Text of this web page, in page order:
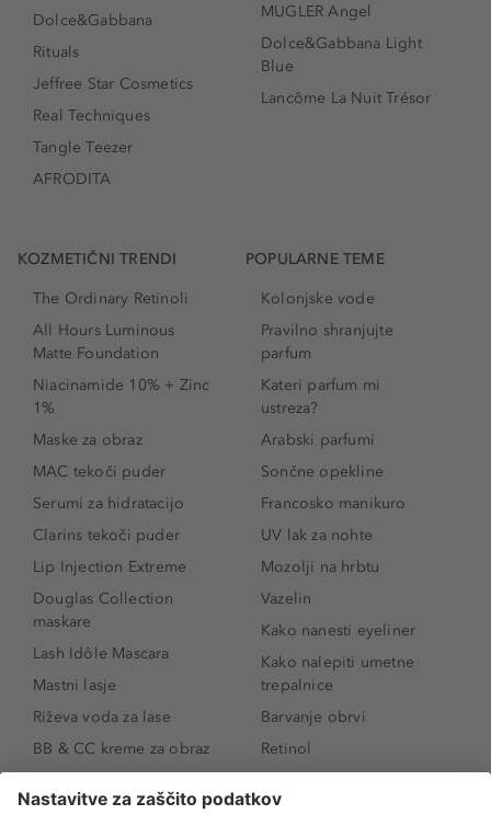
Dolce&Gabbana
Rituals
Jeffree Star Cosmetics
Real Techniques
Tangle Teezer
AFRODITA
MUGLER Angel
Dolce&Gabbana Light
Blue
Lancôme La Nuit Trésor
KOZMETIČNI TRENDI
The Ordinary Retinoli
All Hours Luminous
Matte Foundation
Niacinamide 10% + Zinc
1%
Maske za obraz
MAC tekoči puder
Serumi za hidratacijo
Clarins tekoči puder
Lip Injection Extreme
Douglas Collection
maskare
Lash Idôle Mascara
Mastni lasje
Riževa voda za lase
BB & CC kreme za obraz
SPF 30
POPULARNE TEME
Kolonjske vode
Pravilno shranjujte
parfum
Kateri parfum mi
ustreza?
Arabski parfumi
Sončne opekline
Francosko manikuro
UV lak za nohte
Mozolji na hrbtu
Vazelin
Kako nanesti eyeliner
Kako nalepiti umetne
trepalnice
Barvanje obrvi
Retinol